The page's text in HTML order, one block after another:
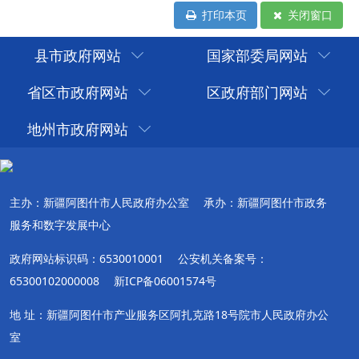
打印本页 关闭窗口
县市政府网站
国家部委局网站
省区市政府网站
区政府部门网站
地州市政府网站
主办：新疆阿图什市人民政府办公室
承办：新疆阿图什市政务
服务和数字发展中心
政府网站标识码：6530010001
公安机关备案号：
65300102000008
新ICP备06001574号
地 址：新疆阿图什市产业服务区阿扎克路18号院市人民政府办公
室